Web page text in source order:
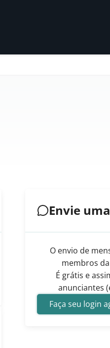
Envie
O envio de
membros
É grátis e
anunciantes
Faça seu login